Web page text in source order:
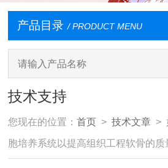
产品目录 / PRODUCT MENU
技术支持
您现在的位置：首页 >技术文章 >
胞培养系统以提高组织工程软骨的质